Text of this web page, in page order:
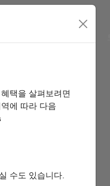
택을 살펴보려면
에 따라 다음
수도 있습니다.